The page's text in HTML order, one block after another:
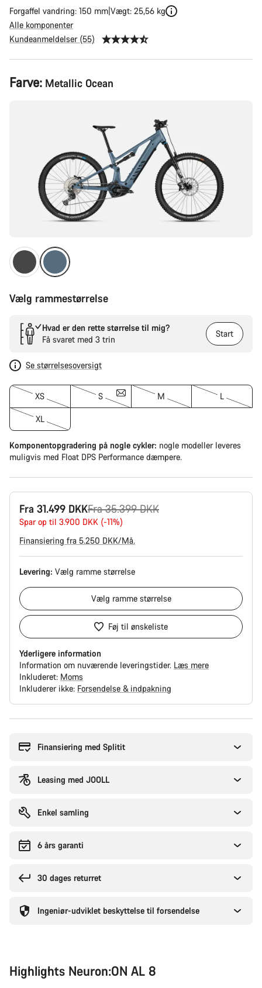
Forgaffel vandring: 150 mm Vægt: 25,56 kg
Alle komponenter
Kundeanmeldelser (55)
Produktkonfiguration
Farve: Metallic Ocean
Vælg rammestørrelse
Hvad er den rette størrelse til mig?
Få svaret med 3 trin
Start
Se størrelsesoversigt
XS S M L
XL
Komponentopgradering på nogle cykler: nogle modeller leveres
muligvis med Float DPS Performance dæmpere.
Fra 31.499 DKK
Original
pris
Fra 35.399 DKK
Spar op til 3.900 DKK (-11%)
Finansiering fra 5.250 DKK/Må.
Levering: Vælg ramme størrelse
Vælg ramme størrelse
Føj til ønskeliste
Yderligere information
Information om nuværende leveringstider. Læs mere
Inkluderet: Moms
Inkluderer ikke: Forsendelse & indpakning
Finansiering med Splitit
Leasing med JOOLL
Enkel samling
6 års garanti
30 dages returret
Ingeniør-udviklet beskyttelse til forsendelse
Highlights Neuron:ON AL 8